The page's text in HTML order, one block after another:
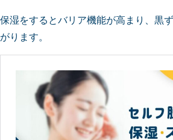
保湿をするとバリア機能が高まり、黒
がります。